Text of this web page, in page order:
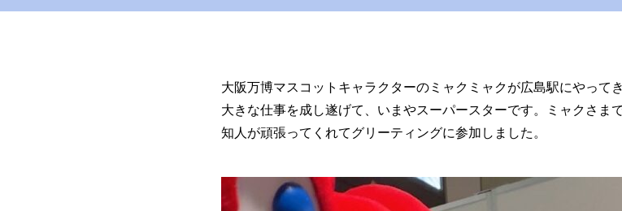
大阪万博マスコットキャラクターのミャクミャクが広島駅にやってき
大きな仕事を成し遂げて、いまやスーパースターです。ミャクさまで
知人が頑張ってくれてグリーティングに参加しました。